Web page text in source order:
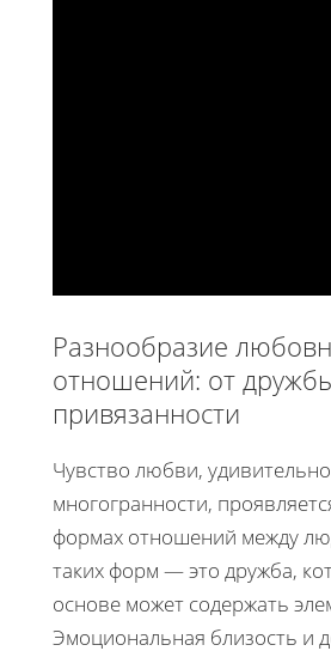
Разнообразие
отношений: от
привязанности
Чувство любви,
многогранности,
формах отношений между
таких форм — это дружба,
основе может содержать
Эмоциональная близость и